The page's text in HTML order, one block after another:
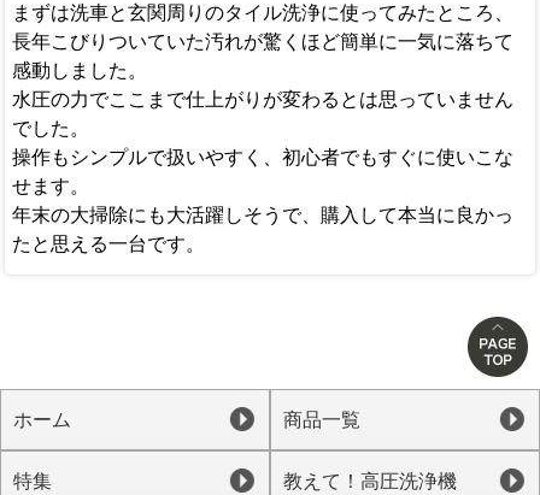
まずは洗車と玄関周りのタイル洗浄に使ってみたところ、
長年こびりついていた汚れが驚くほど簡単に一気に落ちて
感動しました。
水圧の力でここまで仕上がりが変わるとは思っていません
でした。
操作もシンプルで扱いやすく、初心者でもすぐに使いこな
せます。
年末の大掃除にも大活躍しそうで、購入して本当に良かっ
たと思える一台です。
ホーム 商品一覧
特集 教えて！高圧洗浄機